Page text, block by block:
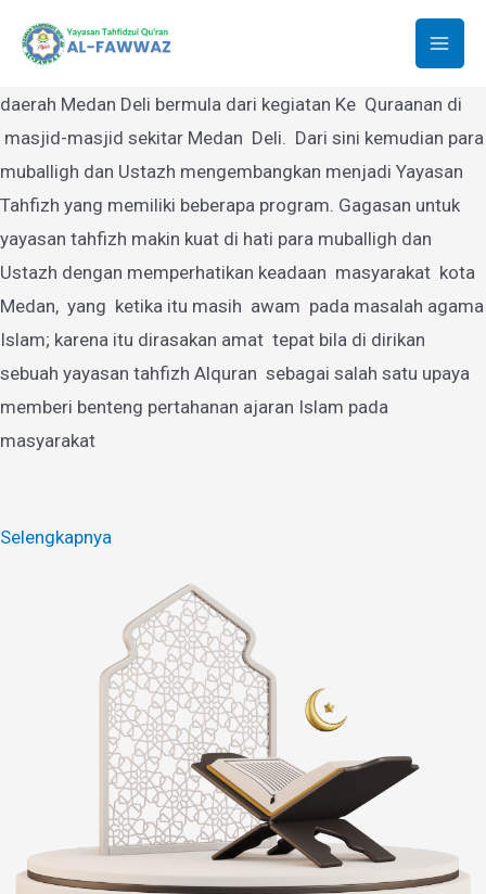
Yayasan Tahfidzul Quran Al-Fawwaz
Yayasan Tahfidzul Quran Al-Fawwaz Medan yang berdiri di
daerah Medan Deli bermula dari kegiatan Ke Quraanan di
masjid-masjid sekitar Medan Deli. Dari sini kemudian para
muballigh dan Ustazh mengembangkan menjadi Yayasan
Tahfizh yang memiliki beberapa program. Gagasan untuk
yayasan tahfizh makin kuat di hati para muballigh dan
Ustazh dengan memperhatikan keadaan masyarakat kota
Medan, yang ketika itu masih awam pada masalah agama
Islam; karena itu dirasakan amat tepat bila di dirikan
sebuah yayasan tahfizh Alquran sebagai salah satu upaya
memberi benteng pertahanan ajaran Islam pada
masyarakat
Selengkapnya